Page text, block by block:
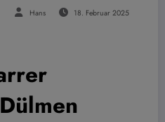
Hans 18. Februar 2025